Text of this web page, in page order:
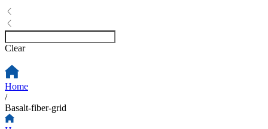
Clear
Home
/
Basalt-fiber-grid